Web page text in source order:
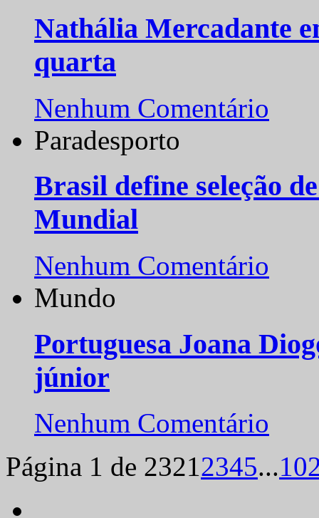
Nathália Mercadante
quarta
Nenhum Comentário
Paradesporto
Brasil define seleção
Mundial
Nenhum Comentário
Mundo
Portuguesa Joana
júnior
Nenhum Comentário
Página 1 de 23212345...10